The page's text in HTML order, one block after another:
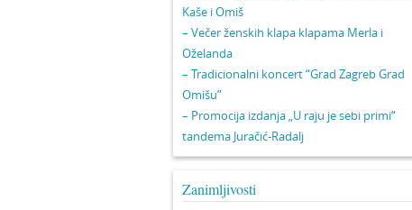
Kaše i Omiš
– Večer ženskih klapa klapama Merla i
Oželanda
– Tradicionalni koncert “Grad Zagreb Grad
Omišu”
– Promocija izdanja „U raju je sebi primi“
tandema Juračić-Radalj
Zanimljivosti